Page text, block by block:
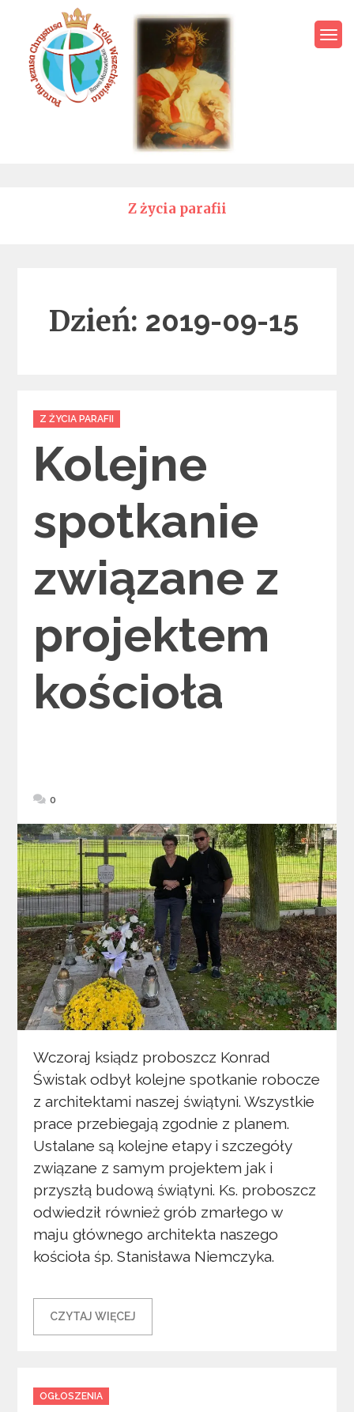
content
Parafia Jezusa Chrystusa
Króla Wszechświata – Rawa
Z życia parafii
Dzień: 2019-09-15
Categories
Z ŻYCIA PARAFII
Kolejne
spotkanie
związane z
projektem
kościoła
0
Wczoraj ksiądz proboszcz Konrad
Świstak odbył kolejne spotkanie robocze
z architektami naszej świątyni. Wszystkie
prace przebiegają zgodnie z planem.
Ustalane są kolejne etapy i szczegóły
związane z samym projektem jak i
przyszłą budową świątyni. Ks. proboszcz
odwiedził również grób zmarłego w
maju głównego architekta naszego
kościoła śp. Stanisława Niemczyka.
CZYTAJ WIĘCEJ
Categories
OGŁOSZENIA